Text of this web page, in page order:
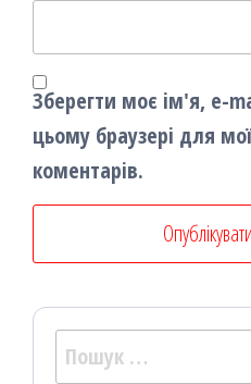
Зберегти моє ім'я, e-
цьому браузері для
коментарів.
Пошук: